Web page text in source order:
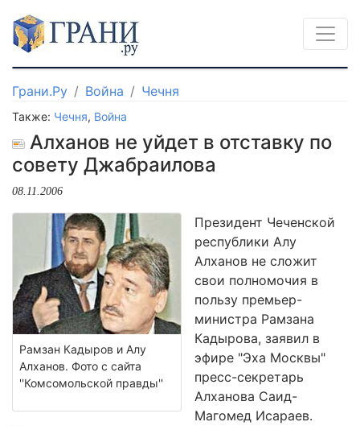
Грани.Ру Война Чечня
Также: Чечня, Война
Алханов не уйдет в отставку по
совету Джабраилова
08.11.2006
Рамзан Кадыров и Алу
Алханов. Фото с сайта
''Комсомольской правды''
Президент Чеченской
республики Алу
Алханов не сложит
свои полномочия в
пользу премьер-
министра Рамзана
Кадырова, заявил в
эфире "Эха Москвы"
пресс-секретарь
Алханова Саид-
Магомед Исараев.